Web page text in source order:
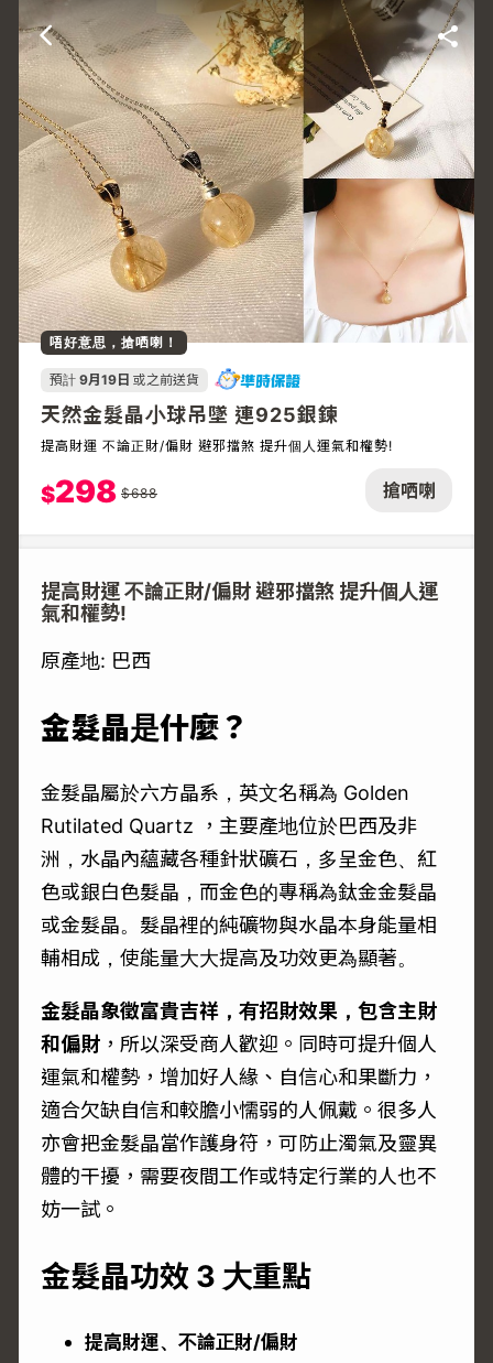
搶哂喇
唔好意思，搶哂喇！
預計 9月19日 或之前送貨
天然金髮晶小球吊墜 連925銀鍊
提高財運 不論正財/偏財 避邪擋煞 提升個人運氣和權勢!
$298 $688
提高財運 不論正財/偏財 避邪擋煞 提升個人運
氣和權勢!
原產地: 巴西
金髮晶是什麼？
金髮晶屬於六方晶系，英文名稱為 Golden
Rutilated Quartz ，主要產地位於巴西及非
洲，水晶內蘊藏各種針狀礦石，多呈金色、紅
色或銀白色髮晶，而金色的專稱為鈦金金髮晶
或金髮晶。髮晶裡的純礦物與水晶本身能量相
輔相成，使能量大大提高及功效更為顯著。
金髮晶象徵富貴吉祥，有招財效果，包含主財
和偏財 ，所以深受商人歡迎。同時可提升個人
運氣和權勢，增加好人緣、自信心和果斷力，
適合欠缺自信和較膽小懦弱的人佩戴。很多人
亦會把金髮晶當作護身符，可防止濁氣及靈異
體的干擾，需要夜間工作或特定行業的人也不
妨一試。
金髮晶功效 3 大重點
提高財運、不論正財/偏財